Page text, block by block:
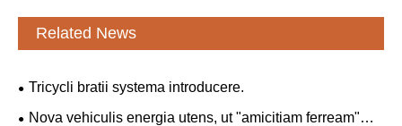
Related News
Tricycli bratii systema introducere.
Nova vehiculis energia utens, ut "amicitiam ferream"